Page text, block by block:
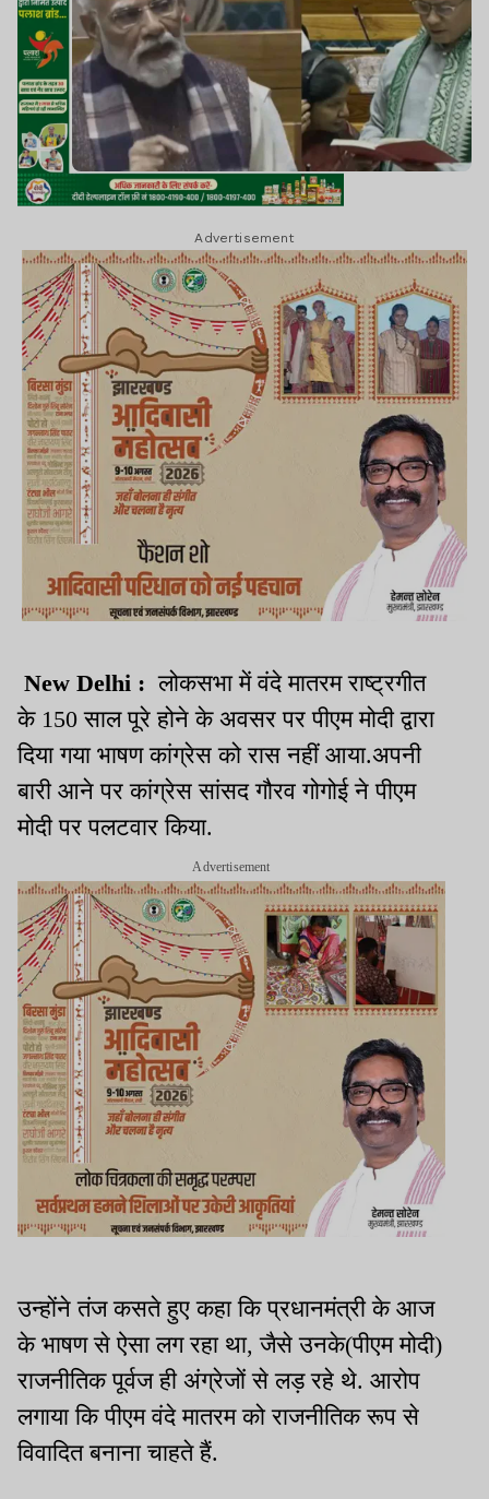
Advertisement
New Delhi : लोकसभा में वंदे मातरम राष्ट्रगीत
के 150 साल पूरे होने के अवसर पर पीएम मोदी द्वारा
दिया गया भाषण कांग्रेस को रास नहीं आया.अपनी
बारी आने पर कांग्रेस सांसद गौरव गोगोई ने पीएम
मोदी पर पलटवार किया.
Advertisement
उन्होंने तंज कसते हुए कहा कि प्रधानमंत्री के आज
के भाषण से ऐसा लग रहा था, जैसे उनके(पीएम मोदी)
राजनीतिक पूर्वज ही अंग्रेजों से लड़ रहे थे. आरोप
लगाया कि पीएम वंदे मातरम को राजनीतिक रूप से
विवादित बनाना चाहते हैं.